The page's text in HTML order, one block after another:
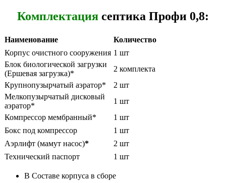
Комплектация септика Профи 0,8:
Наименование
Количество
Корпус очистного сооружения 1 шт
Блок биологической загрузки
(Ершевая загрузка)*
2 комплекта
Крупнопузырчатый аэратор*
2 шт
Мелкопузырчатый дисковый
аэратор*
1 шт
Компрессор мембранный*
1 шт
Бокс под компрессор
1 шт
Аэрлифт (мамут насос)*
2 шт
Технический паспорт
1 шт
В Составе корпуса в сборе